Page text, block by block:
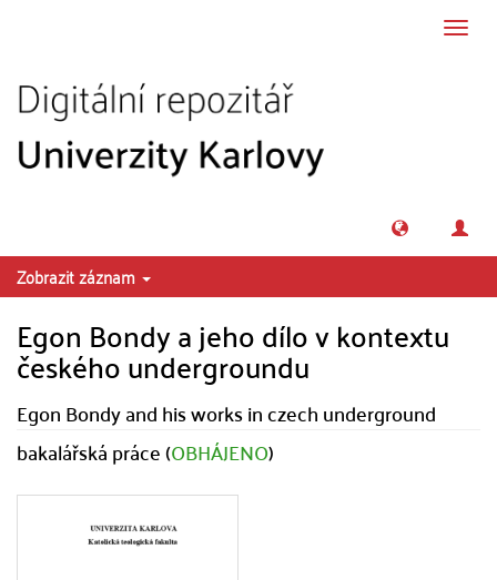
Zobrazit záznam
Egon Bondy a jeho dílo v kontextu
českého undergroundu
Egon Bondy and his works in czech underground
bakalářská práce (OBHÁJENO)